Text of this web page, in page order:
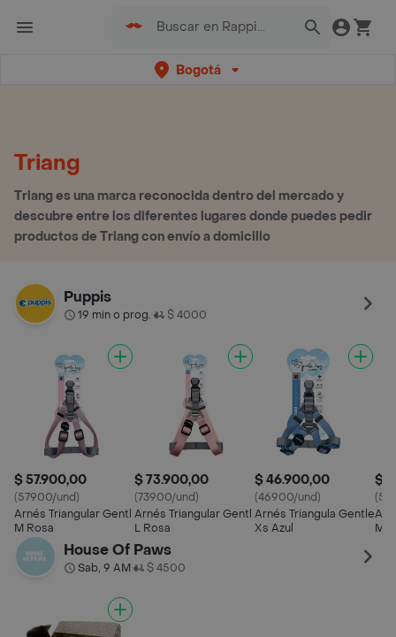
Bogotá
Triang
Triang es una marca reconocida dentro del mercado y
descubre entre los diferentes lugares donde puedes pedir
productos de Triang con envío a domicilio
Puppis
19 min o prog.• $ 4000
$ 57.900,00
(57900/und)
Arnés Triangular Gentl
M Rosa
$ 73.900,00
(73900/und)
Arnés Triangular Gentl
L Rosa
$ 46.900,00
(46900/und)
Arnés Triangula Gentle
Xs Azul
$
M
House Of Paws
Sab, 9 AM• $ 4500